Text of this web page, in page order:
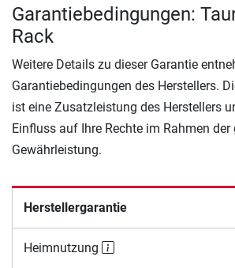
Garantiebedingungen:
Rack
Weitere Details zu dieser Garantie
Garantiebedingungen des Herstellers.
ist eine Zusatzleistung des Herstellers
Einfluss auf Ihre Rechte im Rahmen der
Gewährleistung.
Herstellergarantie
Heimnutzung